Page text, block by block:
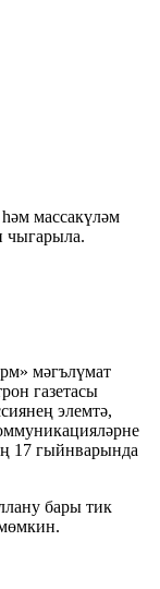
массакүләм
чыгарыла.
мәгълүмат
газетасы
элемтә,
17 гыйнварында
бары тик